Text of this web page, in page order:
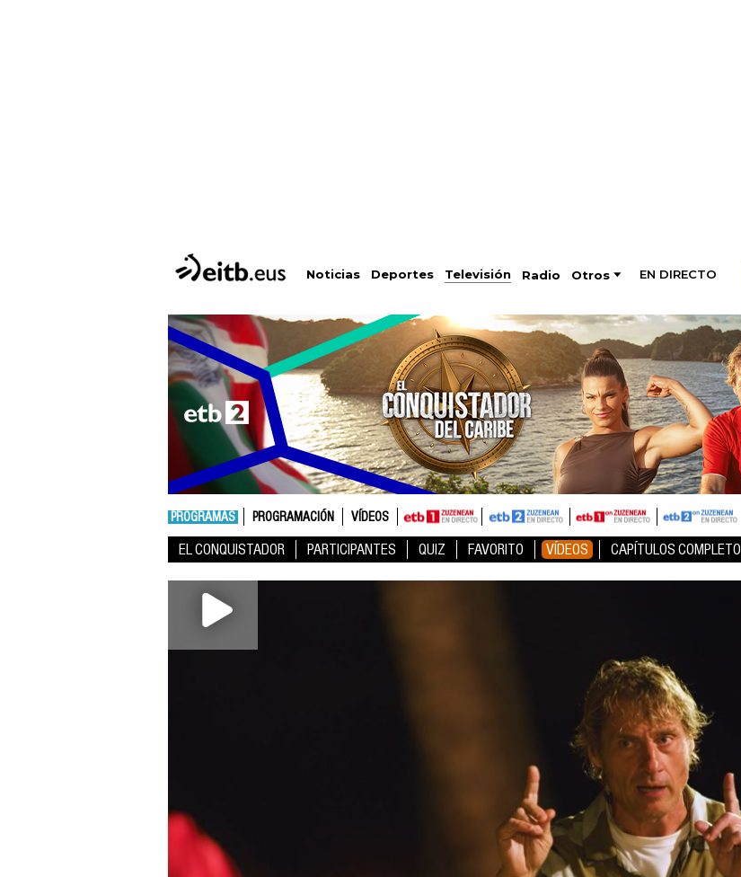
Noticias Deportes Televisión Radio Otros EN DIRECTO
PROGRAMAS PROGRAMACIÓN VÍDEOS
EL CONQUISTADOR PARTICIPANTES QUIZ FAVORITO VÍDEOS CAPÍTULOS